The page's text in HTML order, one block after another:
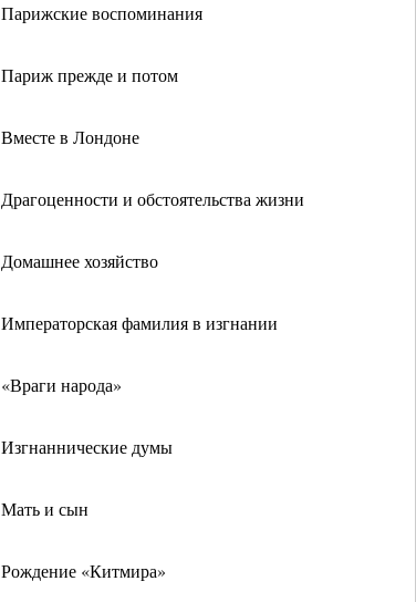
Парижские воспоминания
Париж прежде и потом
Вместе в Лондоне
Драгоценности и обстоятельства жизни
Домашнее хозяйство
Императорская фамилия в изгнании
«Враги народа»
Изгнаннические думы
Мать и сын
Рождение «Китмира»